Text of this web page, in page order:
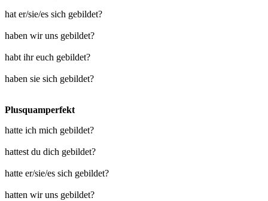
hat er/sie/es sich gebildet?
haben wir uns gebildet?
habt ihr euch gebildet?
haben sie sich gebildet?
Plusquamperfekt
hatte ich mich gebildet?
hattest du dich gebildet?
hatte er/sie/es sich gebildet?
hatten wir uns gebildet?